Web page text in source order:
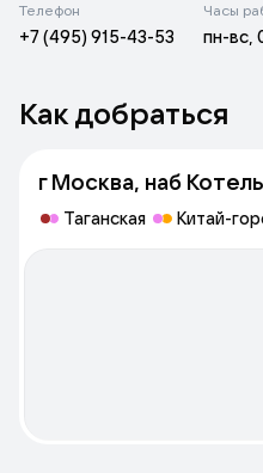
качества.
хранилища. Это шедевры
кинематографа, классика
В «Иллюзионе» проводятся
кинофестивали,
Телефон
+7 (495) 915-43-53
Часы
пн-вс,
Как добраться
г Москва, наб
Таганская Китай-